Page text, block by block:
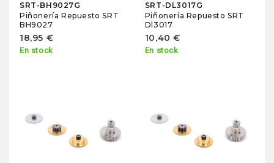
SRT-BH9027G
Piñonería Repuesto SRT
BH9027
18,95 €
En stock
SRT-DL3017G
Piñonería Repuesto SRT
Dl3017
10,40 €
En stock